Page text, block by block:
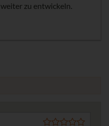
zu entwickeln.